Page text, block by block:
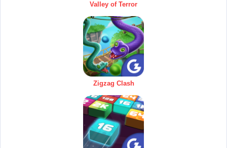
Valley of Terror
Zigzag Clash